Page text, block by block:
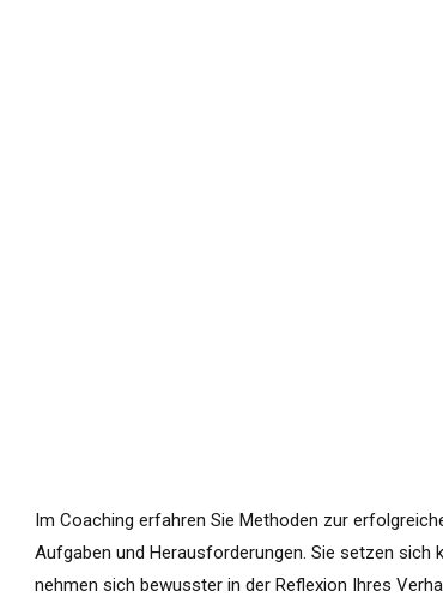
Im Coaching erfahren Sie Methoden zur
Aufgaben und Herausforderungen. Sie setzen sich
nehmen sich bewusster in der Reflexion Ihres